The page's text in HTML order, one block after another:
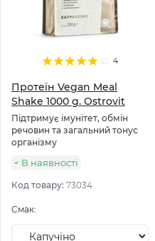
4
Протеїн Vegan Meal
Shake 1000 g. Ostrovit
Підтримує імунітет, обмін
речовин та загальний тонус
організму
В наявності
Код товару: 73034
Смак: